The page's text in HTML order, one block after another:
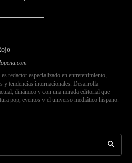
redactor especializado en entretenimiento,
y tendencias internacionales. Desarrolla
dinámico y con una mirada editorial que
pop, eventos y el universo mediático hispano.